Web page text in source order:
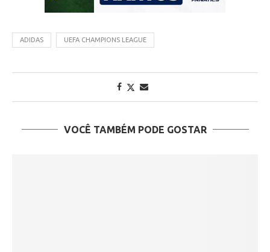
ADIDAS UEFA CHAMPIONS LEAGUE
VOCÊ TAMBÉM PODE GOSTAR